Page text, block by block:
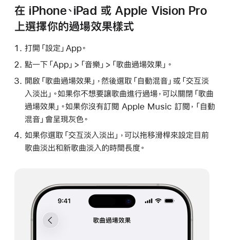
在 iPhone、iPad 或 Apple Vision Pro
上選擇你的過場效果樣式
打開「設定」App。
點一下「App」>「音樂」>「歌曲過場效果」。
開啟「歌曲過場效果」，然後選取「自動混音」或「交互淡
入淡出」。如果你不想要讓歌曲進行過場，可以關閉「歌曲
過場效果」。如果你沒有訂閱 Apple Music 訂閱，「自動
混音」會呈現灰色。
如果你選取「交互淡入淡出」，可以拖移滑桿來設定目前
歌曲淡出和新歌曲淡入的時間長度。